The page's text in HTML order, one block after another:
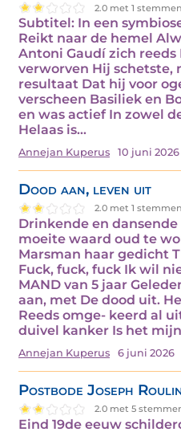
2.0 met 1 stemmen
Subtitel: In een
Reikt naar de hemel
Antoni Gaudí zich
verworven Hij schetste,
resultaat Dat hij voor
verscheen Basiliek en
en was actief In zowel
Helaas is…
Annejan Kuperus 10 juni 2026
Dood aan, leven uit
2.0 met 1 stemmen
Drinkende en
moeite waard oud te
Marsman haar gedicht
Fuck, fuck, fuck Ik wil
MAND van 5 jaar
aan, met De dood uit.
Reeds omge- keerd al
duivel kanker Is het
Annejan Kuperus 6 juni 2026
Postbode Joseph
2.0 met 5
Eind 19de eeuw